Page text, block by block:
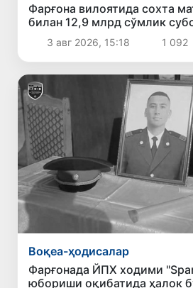
Фарғона вилоятида сохта
билан 12,9 млрд сўмлик
ажратилганлиги ҳолати фош
3 авг 2026, 15:18 1 092
Воқеа-ҳодисалар
Фарғонада ЙПХ ходими
юбориши оқибатида ҳалок